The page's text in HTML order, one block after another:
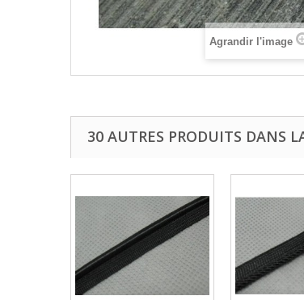
Agrandir l'image
30 AUTRES PRODUITS DANS